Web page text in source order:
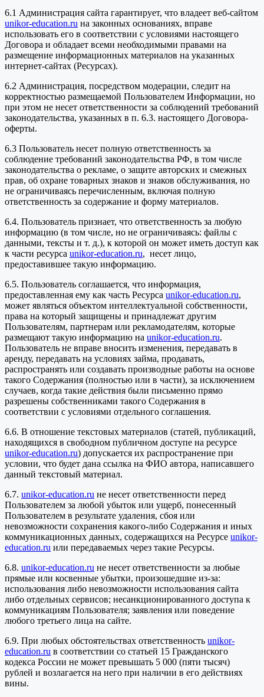
6.1 Администрация сайта гарантирует, что владеет веб-сайтом
unikor-education.ru на законных основаниях, вправе
использовать его в соответствии с условиями настоящего
Договора и обладает всеми необходимыми правами на
размещение информационных материалов на указанных
интернет-сайтах (Ресурсах).
6.2 Администрация, посредством модерации, следит на
корректностью размещаемой Пользователем Информации, но
при этом не несет ответственности за соблюдений требований
законодательства, указанных в п. 6.3. настоящего Договора-
оферты.
6.3 Пользователь несет полную ответственность за
соблюдение требований законодательства РФ, в том числе
законодательства о рекламе, о защите авторских и смежных
прав, об охране товарных знаков и знаков обслуживания, но
не ограничиваясь перечисленным, включая полную
ответственность за содержание и форму материалов.
6.4. Пользователь признает, что ответственность за любую
информацию (в том числе, но не ограничиваясь: файлы с
данными, тексты и т. д.), к которой он может иметь доступ как
к части ресурса unikor-education.ru, несет лицо,
предоставившее такую информацию.
6.5. Пользователь соглашается, что информация,
предоставленная ему как часть Ресурса unikor-education.ru,
может являться объектом интеллектуальной собственности,
права на который защищены и принадлежат другим
Пользователям, партнерам или рекламодателям, которые
размещают такую информацию на unikor-education.ru.
Пользователь не вправе вносить изменения, передавать в
аренду, передавать на условиях займа, продавать,
распространять или создавать производные работы на основе
такого Содержания (полностью или в части), за исключением
случаев, когда такие действия были письменно прямо
разрешены собственниками такого Содержания в
соответствии с условиями отдельного соглашения.
6.6. В отношение текстовых материалов (статей, публикаций,
находящихся в свободном публичном доступе на ресурсе
unikor-education.ru) допускается их распространение при
условии, что будет дана ссылка на ФИО автора, написавшего
данный текстовый материал.
6.7. unikor-education.ru не несет ответственности перед
Пользователем за любой убыток или ущерб, понесенный
Пользователем в результате удаления, сбоя или
невозможности сохранения какого-либо Содержания и иных
коммуникационных данных, содержащихся на Ресурсе unikor-
education.ru или передаваемых через такие Ресурсы.
6.8. unikor-education.ru не несет ответственности за любые
прямые или косвенные убытки, произошедшие из-за:
использования либо невозможности использования сайта
либо отдельных сервисов; несанкционированного доступа к
коммуникациям Пользователя; заявления или поведение
любого третьего лица на сайте.
6.9. При любых обстоятельствах ответственность unikor-
education.ru в соответствии со статьей 15 Гражданского
кодекса России не может превышать 5 000 (пяти тысяч)
рублей и возлагается на него при наличии в его действиях
вины.